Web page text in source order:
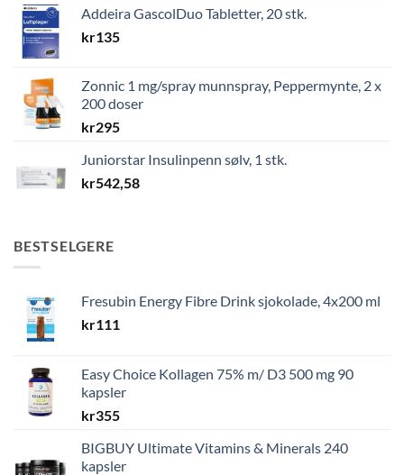
Addeira GascolDuo Tabletter, 20 stk.
kr135
Zonnic 1 mg/spray munnspray, Peppermynte, 2 x
200 doser
kr295
Juniorstar Insulinpenn sølv, 1 stk.
kr542,58
BESTSELGERE
Fresubin Energy Fibre Drink sjokolade, 4x200 ml
kr111
Easy Choice Kollagen 75% m/ D3 500 mg 90
kapsler
kr355
BIGBUY Ultimate Vitamins & Minerals 240
kapsler